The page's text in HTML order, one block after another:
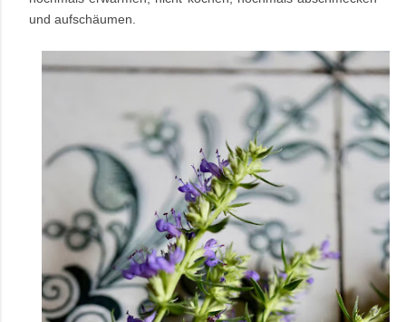
und aufschäumen.